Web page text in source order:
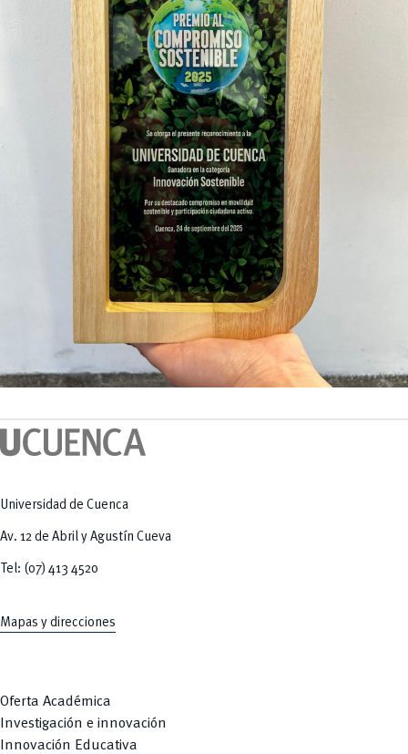
Universidad de Cuenca
Av. 12 de Abril y Agustín Cueva
Tel: (07) 413 4520
Mapas y direcciones
Oferta Académica
Investigación e innovación
Innovación Educativa